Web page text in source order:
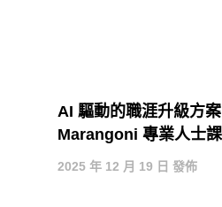
AI 驅動的職涯升級方
Marangoni 專業人士
2025 年 12 月 19 日 發佈